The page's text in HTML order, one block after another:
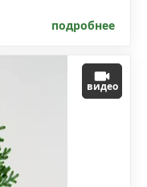
подробнее
видео